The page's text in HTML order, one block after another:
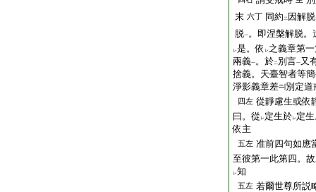
末 六丁 同約 二 因解脱
脱一。即涅槃解脱。
レ是。依 レ之義章第
兩義一。於二 別言一又
捨義。天臺智者等簡
淨影義章差
別定道
四左 從靜慮生或
曰。從 レ定生於レ定
依主
五左 准前四句如
至彼第一此第四。
レ知
五左 若爾世尊所